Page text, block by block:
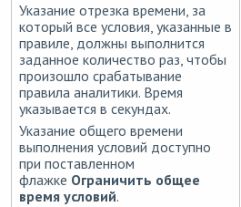
Указание отрезка времени, за
который все условия, указанные в
правиле, должны выполнится
заданное количество раз, чтобы
произошло срабатывание
правила аналитики. Время
указывается в секундах.
Указание общего времени
выполнения условий доступно
при поставленном
флажке Ограничить общее
время условий.